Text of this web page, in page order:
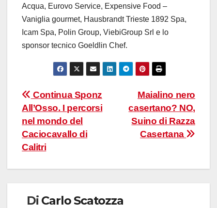
Acqua, Eurovo Service, Expensive Food –
Vaniglia gourmet, Hausbrandt Trieste 1892 Spa,
Icam Spa, Polin Group, ViebiGroup Srl e lo
sponsor tecnico Goeldlin Chef.
Navigazione
articoli
Maialino nero
casertano? NO,
Suino di Razza
Casertana
Continua Sponz
All’Osso. I percorsi
nel mondo del
Caciocavallo di
Calitri
Di Carlo Scatozza